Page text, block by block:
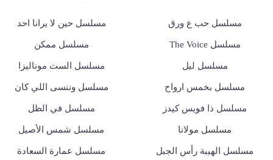
مسلسل حب ع ورق مسلسل حين لا يرانا احد
مسلسل The Voice مسلسل ممكن
مسلسل ليل مسلسل الست موناليزا
مسلسل بخمس ارواح مسلسل وننسى اللي كان
مسلسل ذا فويس كيدز مسلسل في الظل
مسلسل مولانا مسلسل شمس الأصيل
مسلسل الهيبة رأس الجبل مسلسل عمارة السعادة